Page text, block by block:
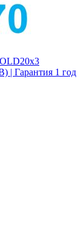
| Гарантия 1 год